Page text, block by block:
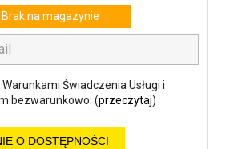
Brak na magazynie
Świadczenia Usługi i
bezwarunkowo. (przeczytaj)
O DOSTĘPNOŚCI